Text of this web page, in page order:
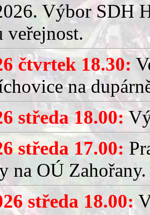
Výbor SDH
veřejnost.
čtvrtek 18.30:
na
středa 18.00:
středa 17.00:
na OÚ Zahořany.
středa 18.00: